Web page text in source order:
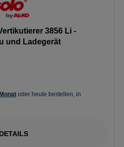
3856 Li -
und Ladegerät
DETAILS